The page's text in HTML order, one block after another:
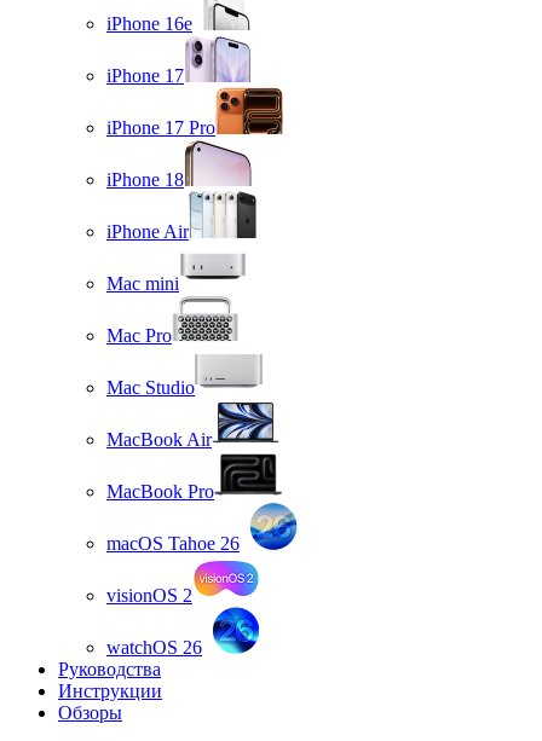
iPhone 16e
iPhone 17
iPhone 17 Pro
iPhone 18
iPhone Air
Mac mini
Mac Pro
Mac Studio
MacBook Air
MacBook Pro
macOS Tahoe 26
visionOS 2
watchOS 26
Руководства
Инструкции
Обзоры